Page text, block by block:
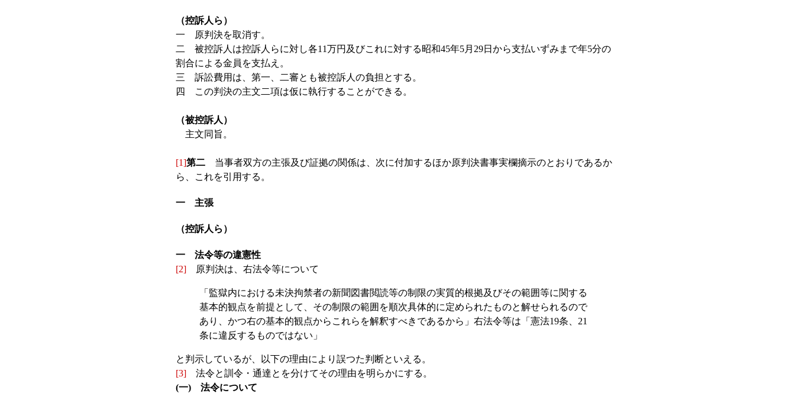
（控訴人ら）
一 原判決を取消す。
二 被控訴人は控訴人らに対し各11万円及びこれに対する昭和45年5月29日から支払いずみまで年5分の
割合による金員を支払え。
三 訴訟費用は、第一、二審とも被控訴人の負担とする。
四 この判決の主文二項は仮に執行することができる。
（被控訴人）
主文同旨。
[1]第二 当事者双方の主張及び証拠の関係は、次に付加するほか原判決書事実欄摘示のとおりであるか
ら、これを引用する。
一 主張
（控訴人ら）
一 法令等の違憲性
[2] 原判決は、右法令等について
「監獄内における未決拘禁者の新聞図書閲読等の制限の実質的根拠及びその範囲等に関する
基本的観点を前提として、その制限の範囲を順次具体的に定められたものと解せられるので
あり、かつ右の基本的観点からこれらを解釈すべきであるから」右法令等は「憲法19条、21
条に違反するものではない」
と判示しているが、以下の理由により誤つた判断といえる。
[3] 法令と訓令・通達とを分けてその理由を明らかにする。
(一) 法令について